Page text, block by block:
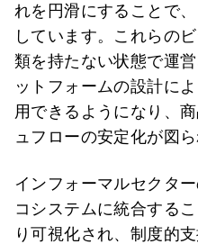
れを円滑にすることで
しています。これらの
類を持たない状態で運
ットフォームの設計に
用できるようになり、
ュフローの安定化が図ら
インフォーマルセクタ
コシステムに統合する
り可視化され、制度的